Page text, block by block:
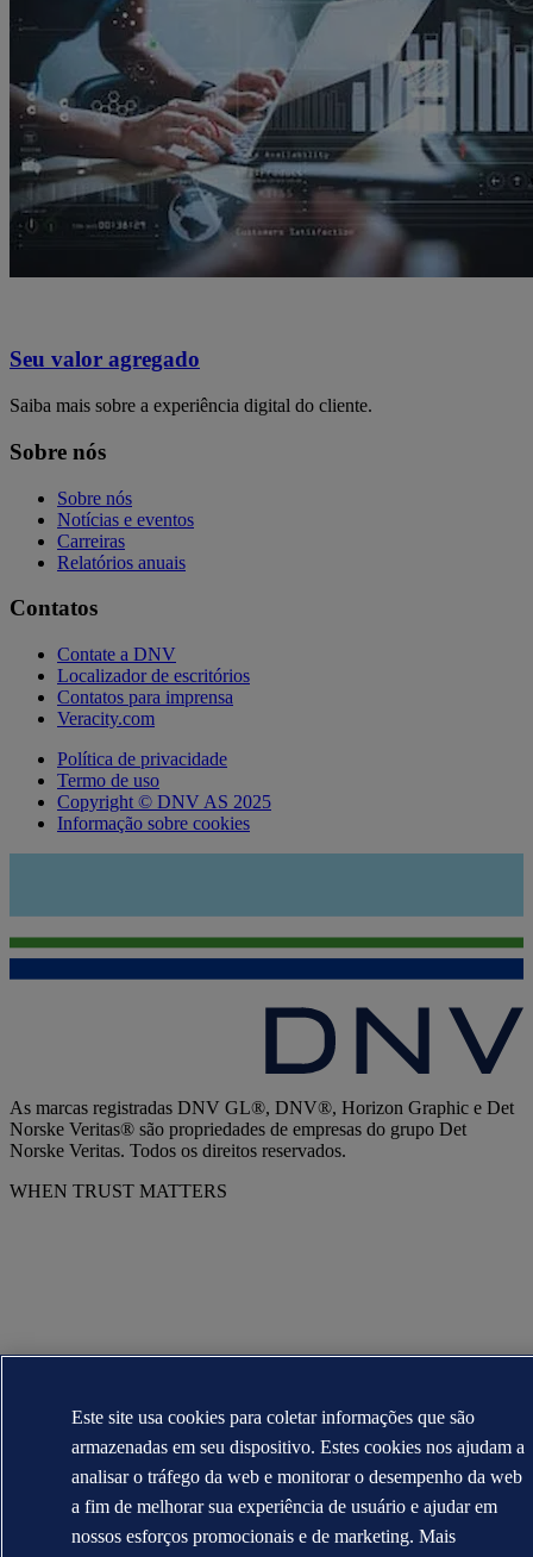
Seu valor agregado
Saiba mais sobre a experiência digital do cliente.
Sobre nós
Sobre nós
Notícias e eventos
Carreiras
Relatórios anuais
Contatos
Contate a DNV
Localizador de escritórios
Contatos para imprensa
Veracity.com
Política de privacidade
Termo de uso
Copyright © DNV AS 2025
Informação sobre cookies
As marcas registradas DNV GL®, DNV®, Horizon Graphic e Det
Norske Veritas® são propriedades de empresas do grupo Det
Norske Veritas. Todos os direitos reservados.
WHEN TRUST MATTERS
Este site usa cookies para coletar informações que são
armazenadas em seu dispositivo. Estes cookies nos ajudam a
analisar o tráfego da web e monitorar o desempenho da web
a fim de melhorar sua experiência de usuário e ajudar em
nossos esforços promocionais e de marketing. Mais